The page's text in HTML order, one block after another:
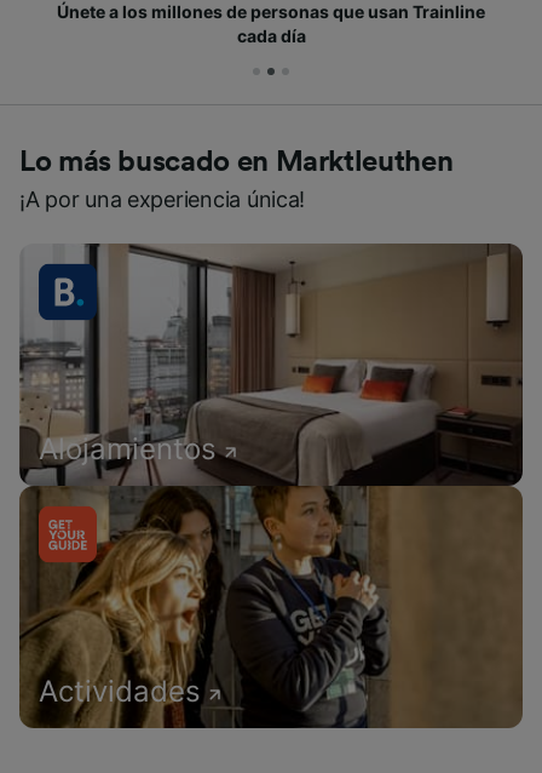
Únete a los millones de personas que usan Trainline
cada día
Lo más buscado en Marktleuthen
¡A por una experiencia única!
Alojamientos
Actividades